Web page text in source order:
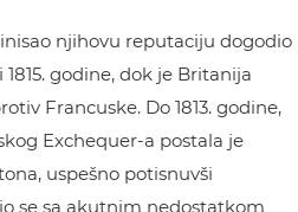
njihovu reputaciju dogodio
godine, dok je Britanija
Francuske. Do 1813. godine,
Exchequer-a postala je
uspešno potisnuvši
se sa akutnim nedostatkom